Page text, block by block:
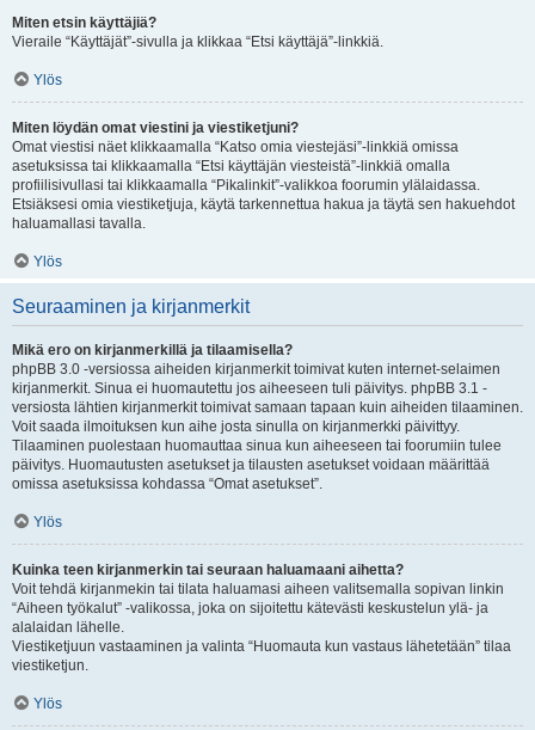
Miten etsin käyttäjiä?
Vieraile “Käyttäjät”-sivulla ja klikkaa “Etsi käyttäjä”-linkkiä.
Ylös
Miten löydän omat viestini ja viestiketjuni?
Omat viestisi näet klikkaamalla “Katso omia viestejäsi”-linkkiä omissa
asetuksissa tai klikkaamalla “Etsi käyttäjän viesteistä”-linkkiä omalla
profiilisivullasi tai klikkaamalla “Pikalinkit”-valikkoa foorumin ylälaidassa.
Etsiäksesi omia viestiketjuja, käytä tarkennettua hakua ja täytä sen hakuehdot
haluamallasi tavalla.
Ylös
Seuraaminen ja kirjanmerkit
Mikä ero on kirjanmerkillä ja tilaamisella?
phpBB 3.0 -versiossa aiheiden kirjanmerkit toimivat kuten internet-selaimen
kirjanmerkit. Sinua ei huomautettu jos aiheeseen tuli päivitys. phpBB 3.1 -
versiosta lähtien kirjanmerkit toimivat samaan tapaan kuin aiheiden tilaaminen.
Voit saada ilmoituksen kun aihe josta sinulla on kirjanmerkki päivittyy.
Tilaaminen puolestaan huomauttaa sinua kun aiheeseen tai foorumiin tulee
päivitys. Huomautusten asetukset ja tilausten asetukset voidaan määrittää
omissa asetuksissa kohdassa “Omat asetukset”.
Ylös
Kuinka teen kirjanmerkin tai seuraan haluamaani aihetta?
Voit tehdä kirjanmekin tai tilata haluamasi aiheen valitsemalla sopivan linkin
“Aiheen työkalut” -valikossa, joka on sijoitettu kätevästi keskustelun ylä- ja
alalaidan lähelle.
Viestiketjuun vastaaminen ja valinta “Huomauta kun vastaus lähetetään” tilaa
viestiketjun.
Ylös